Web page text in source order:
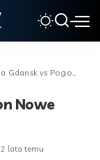
vs Pogon Nowe Skalmierzyce
Nowe
2 lata temu